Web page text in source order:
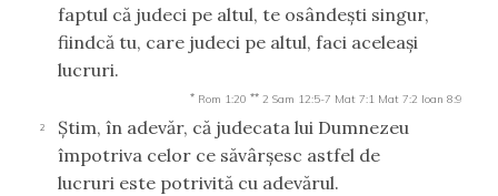
faptul că judeci pe altul, te osândeşti singur,
fiindcă tu, care judeci pe altul, faci aceleaşi
lucruri.
* Rom 1:20 ** 2 Sam 12:5-7 Mat 7:1 Mat 7:2 Ioan 8:9
2
Ştim, în adevăr, că judecata lui Dumnezeu
împotriva celor ce săvârşesc astfel de
lucruri este potrivită cu adevărul.